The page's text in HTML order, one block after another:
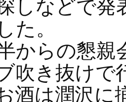
しなどで発
た。
からの懇親
吹き抜けで
酒は潤沢に